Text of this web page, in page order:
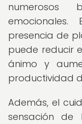
numerosos
presencia de
puede reducir
ánimo y
productividad
Además, el
sensación de